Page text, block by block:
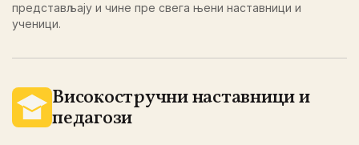
представљају и чине пре свега њени наставници и
ученици.
Високостручни наставници и
педагози